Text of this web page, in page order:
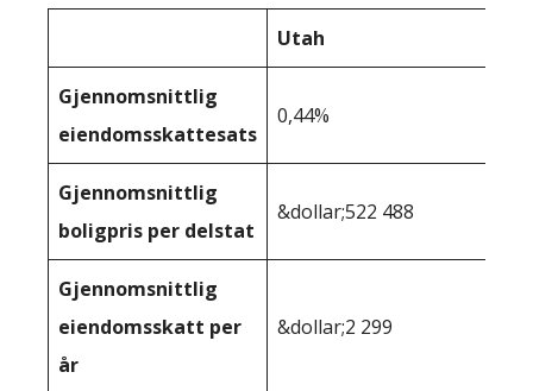
Utah
Gjennomsnittlig
eiendomsskattesats
0,44%
Gjennomsnittlig
boligpris per delstat
&dollar;522 488
Gjennomsnittlig
eiendomsskatt per
år
&dollar;2 299